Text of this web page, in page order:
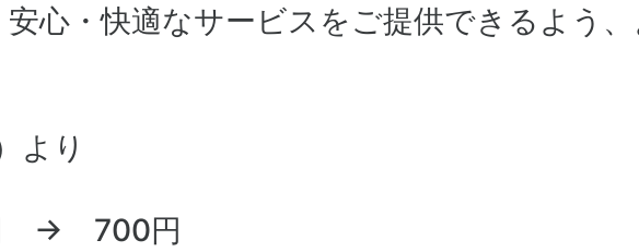
心・快適なサービスをご提供できるよう
より
→ 700円